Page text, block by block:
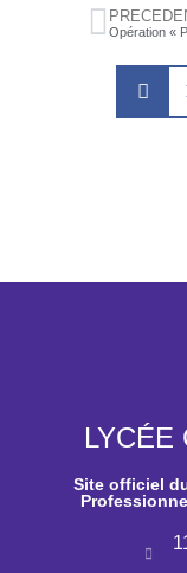
LYCÉE
Site officiel